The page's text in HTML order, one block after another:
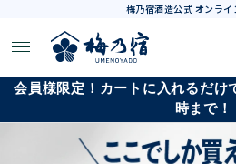
梅乃宿酒造公式 オンラ
会員様限定！カートに入れるだけ
時まで！